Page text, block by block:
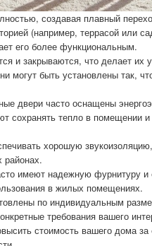
создавая плавный
(например, террасой или
его более функциональным.
и закрываются, что делает их
могут быть установлены так,
двери часто оснащены
сохранять тепло в помещении
хорошую
имеют надежную фурнитуру и
в жилых помещениях.
по индивидуальным
требования вашего
стоимость вашего дома